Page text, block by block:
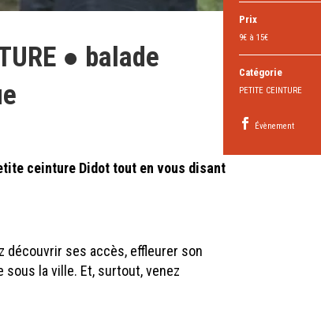
● balade
Prix
9€ à 15€
Catégorie
PETITE CEINTURE
Évènement
ceinture Didot tout en vous disant
découvrir ses accès, effleurer son
la ville. Et, surtout, venez